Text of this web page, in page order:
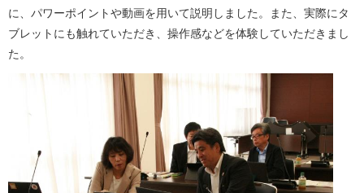
に、パワーポイントや動画を用いて説明しました。また、実際にタ
ブレットにも触れていただき、操作感などを体験していただきまし
た。